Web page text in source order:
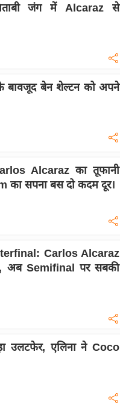
जंग में Alcaraz से
बावजूद बेन शेल्टन को अपने
Alcaraz का तूफानी
सपना बस दो कदम दूर।
Carlos Alcaraz
अब Semifinal पर सबकी
उलटफेर, एलिना ने Coco